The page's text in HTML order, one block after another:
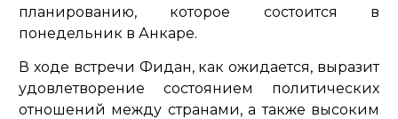
планированию, которое состоится в
понедельник в Анкаре.
В ходе встречи Фидан, как ожидается, выразит
удовлетворение состоянием политических
отношений между странами, а также высоким